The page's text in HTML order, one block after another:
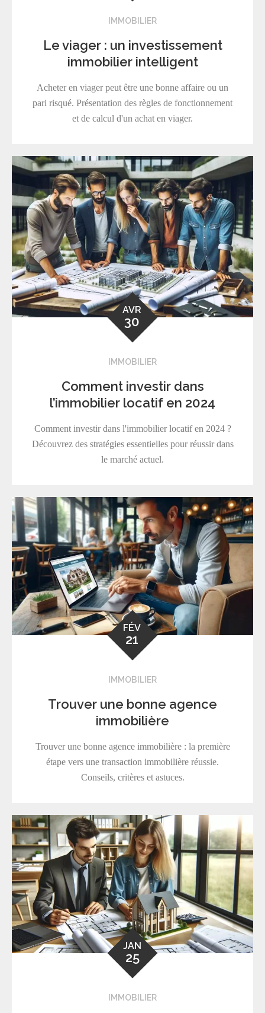
IMMOBILIER
Le viager : un investissement
immobilier intelligent
Acheter en viager peut être une bonne affaire ou un
pari risqué. Présentation des règles de fonctionnement
et de calcul d'un achat en viager.
AVR
30
IMMOBILIER
Comment investir dans
l’immobilier locatif en 2024
Comment investir dans l'immobilier locatif en 2024 ?
Découvrez des stratégies essentielles pour réussir dans
le marché actuel.
FÉV
21
IMMOBILIER
Trouver une bonne agence
immobilière
Trouver une bonne agence immobilière : la première
étape vers une transaction immobilière réussie.
Conseils, critères et astuces.
JAN
25
IMMOBILIER